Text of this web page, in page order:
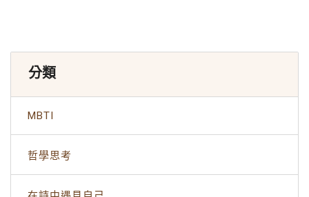
分類
MBTI
哲學思考